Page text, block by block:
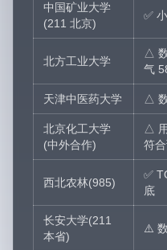
中国矿业大学
(211 北京)
✅
北方工业大学
△
气
天津中医药大学 △
北京化工大学
(中外合作)
△
符
西北农林(985)
✅
底
长安大学(211
本省)
⚠️